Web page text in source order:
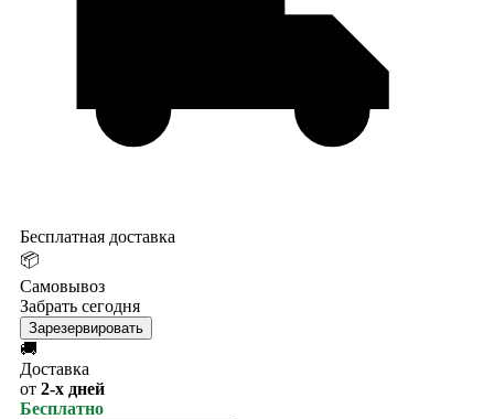
Бесплатная доставка
📦
Самовывоз
Забрать сегодня
Зарезервировать
🚚
Доставка
от 2-х дней
Бесплатно